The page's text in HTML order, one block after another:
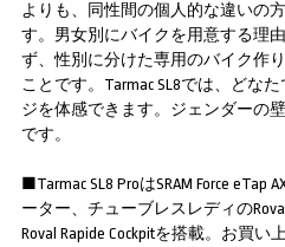
よりも、同性間の個人的な違いの
す。男女別にバイクを用意する理
ず、性別に分けた専用のバイク作
ことです。Tarmac SL8では、どな
ジを体感できます。ジェンダーの
です。
■Tarmac SL8 ProはSRAM Force
ーター、チューブレスレディのRoval
Roval Rapide Cockpitを搭載。お買